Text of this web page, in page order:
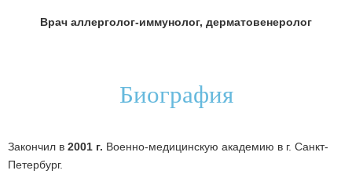
Врач аллерголог-иммунолог, дерматовенеролог
Биография
Закончил в 2001 г. Военно-медицинскую академию в г. Санкт-
Петербург.